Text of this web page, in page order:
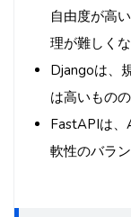
自由度が高
理が難しくな
Djangoは、
は高いもの
FastAPIは、
軟性のバラ